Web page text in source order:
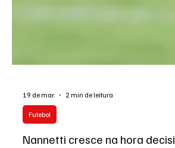
19 de mar.
Futebol